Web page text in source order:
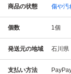
商品の状態 傷や汚
個数 1個
発送元の地域 石川県
支払い方法